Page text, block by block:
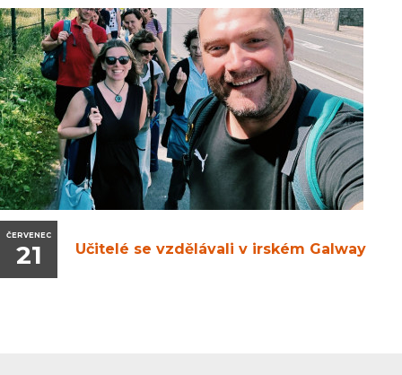
ČERVENEC
21 Učitelé se vzdělávali v irském Galway